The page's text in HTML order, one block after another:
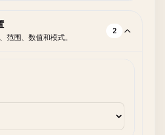
范围、数值和模式。
2